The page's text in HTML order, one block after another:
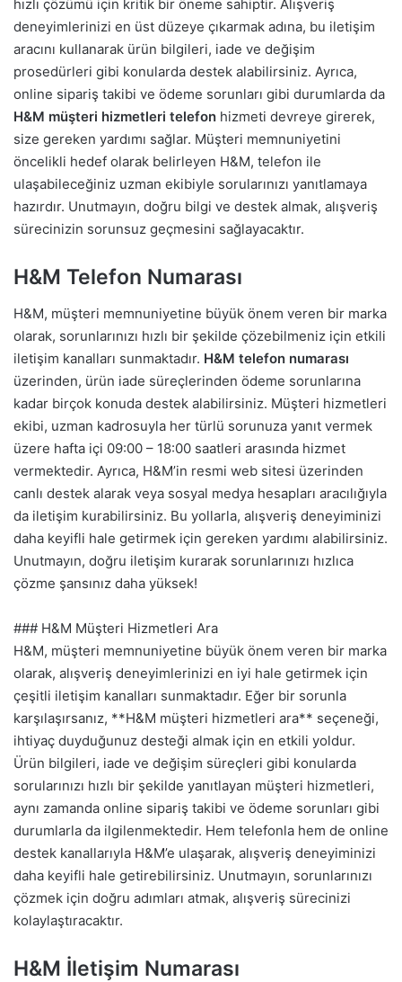
hızlı çözümü için kritik bir öneme sahiptir. Alışveriş
deneyimlerinizi en üst düzeye çıkarmak adına, bu iletişim
aracını kullanarak ürün bilgileri, iade ve değişim
prosedürleri gibi konularda destek alabilirsiniz. Ayrıca,
online sipariş takibi ve ödeme sorunları gibi durumlarda da
H&M müşteri hizmetleri telefon hizmeti devreye girerek,
size gereken yardımı sağlar. Müşteri memnuniyetini
öncelikli hedef olarak belirleyen H&M, telefon ile
ulaşabileceğiniz uzman ekibiyle sorularınızı yanıtlamaya
hazırdır. Unutmayın, doğru bilgi ve destek almak, alışveriş
sürecinizin sorunsuz geçmesini sağlayacaktır.
H&M Telefon Numarası
H&M, müşteri memnuniyetine büyük önem veren bir marka
olarak, sorunlarınızı hızlı bir şekilde çözebilmeniz için etkili
iletişim kanalları sunmaktadır. H&M telefon numarası
üzerinden, ürün iade süreçlerinden ödeme sorunlarına
kadar birçok konuda destek alabilirsiniz. Müşteri hizmetleri
ekibi, uzman kadrosuyla her türlü sorunuza yanıt vermek
üzere hafta içi 09:00 – 18:00 saatleri arasında hizmet
vermektedir. Ayrıca, H&M’in resmi web sitesi üzerinden
canlı destek alarak veya sosyal medya hesapları aracılığıyla
da iletişim kurabilirsiniz. Bu yollarla, alışveriş deneyiminizi
daha keyifli hale getirmek için gereken yardımı alabilirsiniz.
Unutmayın, doğru iletişim kurarak sorunlarınızı hızlıca
çözme şansınız daha yüksek!
### H&M Müşteri Hizmetleri Ara
H&M, müşteri memnuniyetine büyük önem veren bir marka
olarak, alışveriş deneyimlerinizi en iyi hale getirmek için
çeşitli iletişim kanalları sunmaktadır. Eğer bir sorunla
karşılaşırsanız, **H&M müşteri hizmetleri ara** seçeneği,
ihtiyaç duyduğunuz desteği almak için en etkili yoldur.
Ürün bilgileri, iade ve değişim süreçleri gibi konularda
sorularınızı hızlı bir şekilde yanıtlayan müşteri hizmetleri,
aynı zamanda online sipariş takibi ve ödeme sorunları gibi
durumlarla da ilgilenmektedir. Hem telefonla hem de online
destek kanallarıyla H&M’e ulaşarak, alışveriş deneyiminizi
daha keyifli hale getirebilirsiniz. Unutmayın, sorunlarınızı
çözmek için doğru adımları atmak, alışveriş sürecinizi
kolaylaştıracaktır.
H&M İletişim Numarası